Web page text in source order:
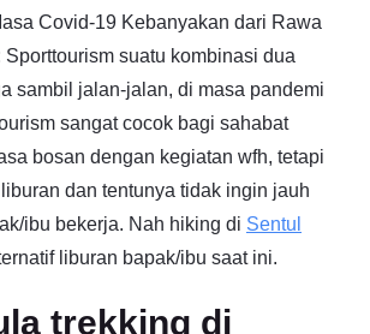
Covid-19 Kebanyakan dari Rawa
Sporttourism suatu kombinasi dua
sambil jalan-jalan, di masa pandemi
sangat cocok bagi sahabat
bosan dengan kegiatan wfh, tetapi
dan tentunya tidak ingin jauh
ibu bekerja. Nah hiking di Sentul
liburan bapak/ibu saat ini.
trekking di